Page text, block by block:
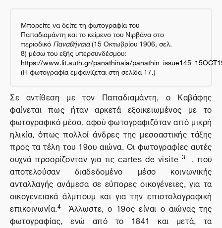
Μπορείτε να δείτε τη φωτογραφία του
Παπαδιαμάντη και το κείμενο του Νιρβάνα στο
περιοδικόΠαναθήναια(15 Οκτωβρίου 1906, σελ.
8) μέσω του εξής υπερσυνδέσμου:
https://www.lit.auth.gr/panathinaia/
(Η φωτογραφία εμφανίζεται στη σελίδα 17.)
Σε αντίθεση με τον Παπαδιαμάντη, ο Καβάφης
φαίνεται πως ήταν αρκετά εξοικειωμένος με το
φωτογραφικό μέσο, αφού φωτογραφιζόταν από μικρή
ηλικία, όπως πολλοί άνδρες της μεσοαστικής τάξης
προς τα τέλη του 19ου αιώνα. Οι φωτογραφίες αυτές
συχνά προορίζονταν για τις cartes de visite 3
, που
αποτελούσαν διαδεδομένο μέσο κοινωνικής
ανταλλαγής ανάμεσα σε εύπορες οικογένειες, για τα
οικογενειακά άλμπουμ και για την επιστολογραφική
επικοινωνία.4
Άλλωστε, ο 19ος είναι ο αιώνας της
φωτογραφίας, ενώ από το 1841 και μετά, τα